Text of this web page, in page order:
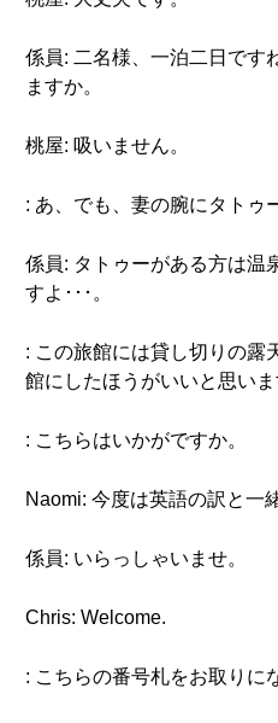
係員: 二名様、一泊二日です
ますか。
桃屋: 吸いません。
: あ、でも、妻の腕にタトゥ
係員: タトゥーがある方は温
すよ･･･。
: この旅館には貸し切りの露
館にしたほうがいいと思いま
: こちらはいかがですか。
Naomi: 今度は英語の訳と一
係員: いらっしゃいませ。
Chris: Welcome.
: こちらの番号札をお取りに